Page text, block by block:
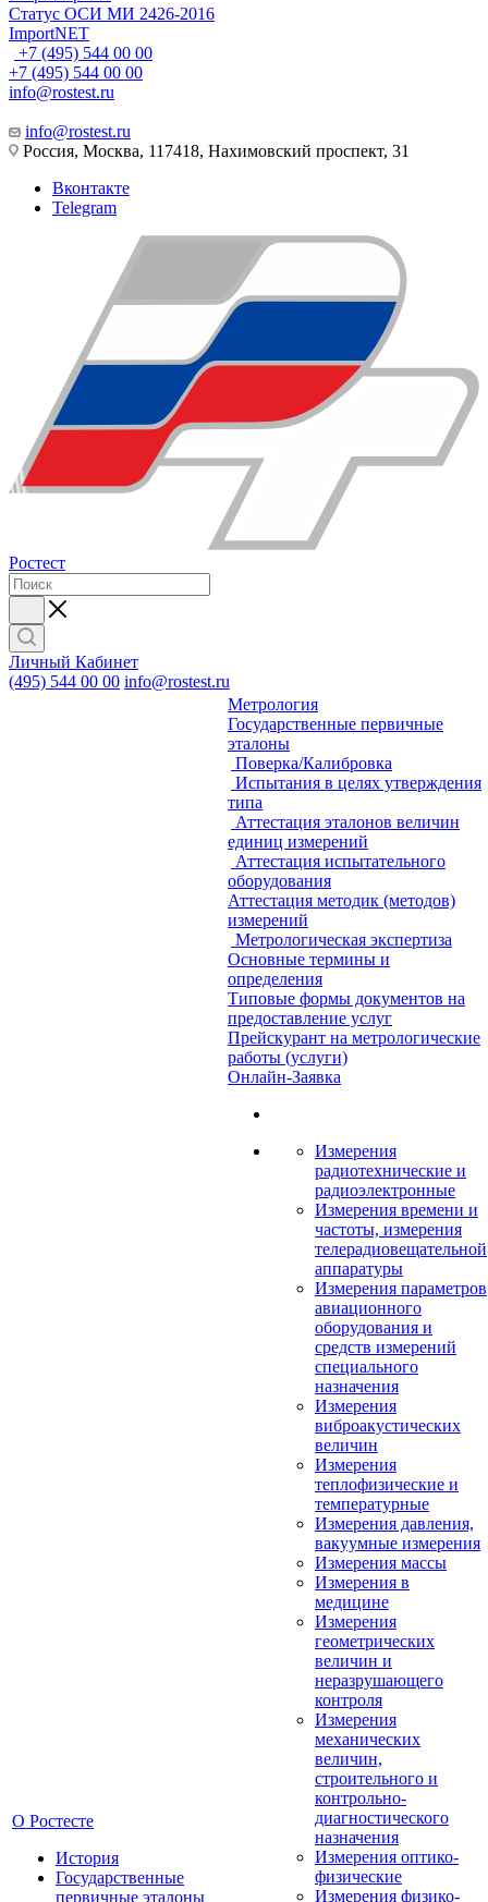
Статус ОСИ МИ 2426-2016
ImportNET
+7 (495) 544 00 00
+7 (495) 544 00 00
info@rostest.ru
info@rostest.ru
Россия, Москва, 117418, Нахимовский проспект, 31
Вконтакте
Telegram
Ростест
Личный Кабинет
(495) 544 00 00 info@rostest.ru
О Ростесте
История
Государственные
первичные эталоны
Метрология
Государственные первичные
эталоны
Поверка/Калибровка
Испытания в целях утверждения
типа
Аттестация эталонов величин
единиц измерений
Аттестация испытательного
оборудования
Аттестация методик (методов)
измерений
Метрологическая экспертиза
Основные термины и
определения
Типовые формы документов на
предоставление услуг
Прейскурант на метрологические
работы (услуги)
Онлайн-Заявка
Измерения
радиотехнические и
радиоэлектронные
Измерения времени и
частоты, измерения
телерадиовещательной
аппаратуры
Измерения параметров
авиационного
оборудования и
средств измерений
специального
назначения
Измерения
виброакустических
величин
Измерения
теплофизические и
температурные
Измерения давления,
вакуумные измерения
Измерения массы
Измерения в
медицине
Измерения
геометрических
величин и
неразрушающего
контроля
Измерения
механических
величин,
строительного и
контрольно-
диагностического
назначения
Измерения оптико-
физические
Измерения физико-